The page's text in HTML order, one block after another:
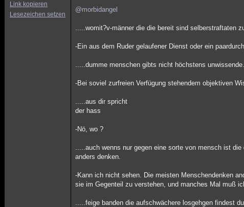
Link kopieren
Lesezeichen setzen
@morbidangel
.....womit?v-männer die die bereit sind selberstraftaten
-Ein aus dem Ruder gelaufener Dienst oder ein
.....dumme menschen gibts nicht höchstens
-Bei soviel zurfreien Verfügung stehendem objektiven
.....aus dir spricht
der hass
-Nö, wo ?
.....auch wenns nur gegen eine sorte von mensch ist
anders denken.
-Kann ich nicht sehen. Die meisten Menschendenken
sie im Gegenteil zu verstehen, und manches Mal muß
.....feige banden die aufschwächere losgehgen findest